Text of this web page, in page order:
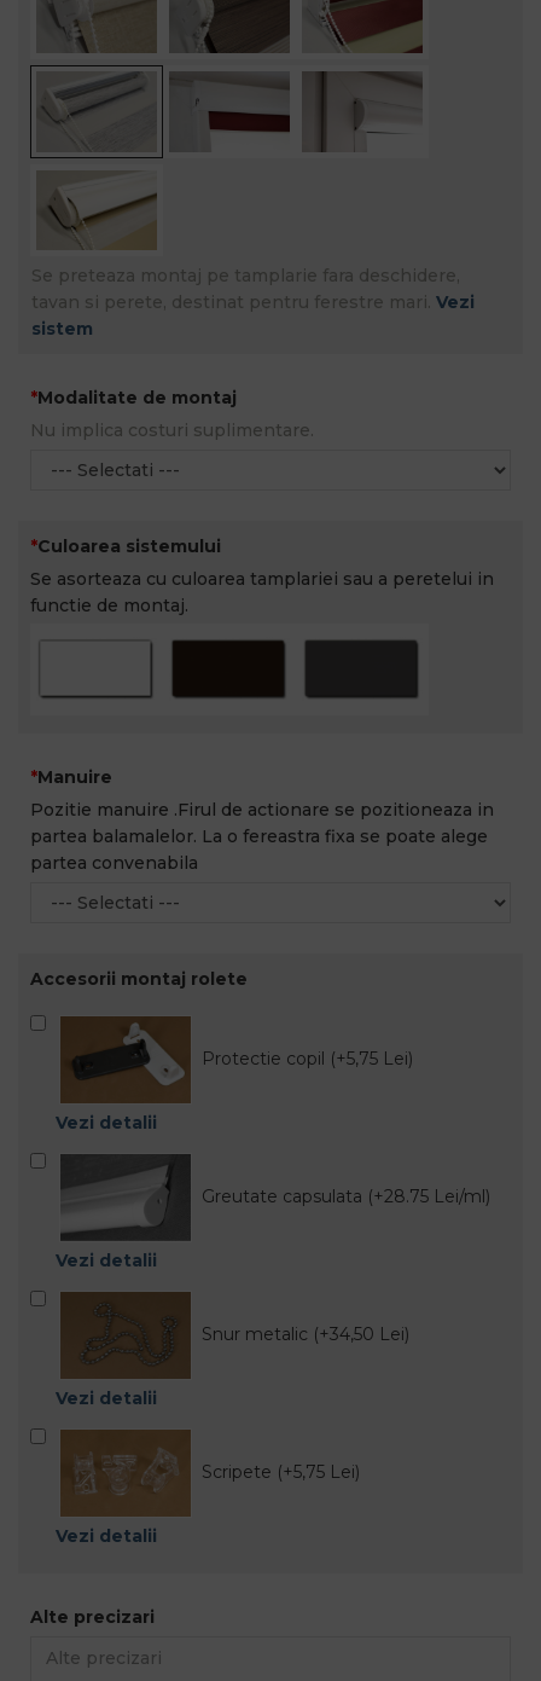
Se preteaza montaj pe tamplarie fara deschidere,
tavan si perete, destinat pentru ferestre mari. Vezi
sistem
Modalitate de montaj
Nu implica costuri suplimentare.
Culoarea sistemului
Se asorteaza cu culoarea tamplariei sau a peretelui in
functie de montaj.
Manuire
Pozitie manuire .Firul de actionare se pozitioneaza in
partea balamalelor. La o fereastra fixa se poate alege
partea convenabila
Accesorii montaj rolete
Protectie copil (+5,75 Lei)
Vezi detalii
Greutate capsulata (+28.75 Lei/ml)
Vezi detalii
Snur metalic (+34,50 Lei)
Vezi detalii
Scripete (+5,75 Lei)
Vezi detalii
Alte precizari